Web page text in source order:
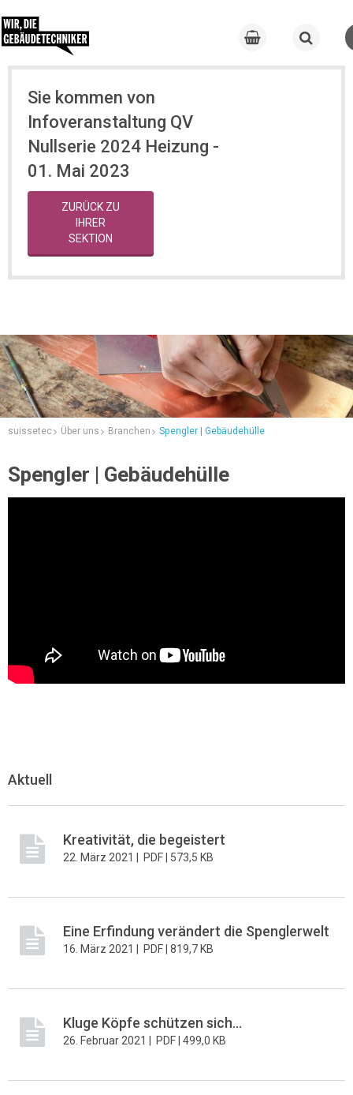
Sie kommen von
Infoveranstaltung QV
Nullserie 2024 Heizung -
01. Mai 2023
ZURÜCK ZU
IHRER
SEKTION
suissetec Über uns Branchen Spengler | Gebäudehülle
Spengler | Gebäudehülle
Aktuell
Kreativität, die begeistert
22. März 2021 | PDF | 573,5 KB
Eine Erfindung verändert die Spenglerwelt
16. März 2021 | PDF | 819,7 KB
Kluge Köpfe schützen sich...
26. Februar 2021 | PDF | 499,0 KB